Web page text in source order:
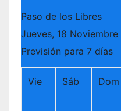
Paso de los Libres
Jueves, 18 Noviembre
Previsión para 7 días
Vie Sáb Dom